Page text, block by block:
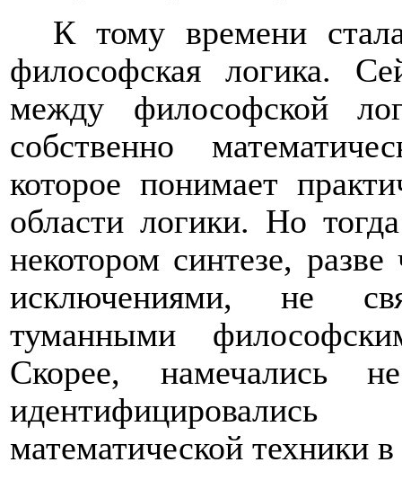
К тому времени
философская логика.
между философской
собственно
которое понимает
области логики. Но
некотором синтезе,
исключениями, не
туманными
Скорее, намечались
математической техники